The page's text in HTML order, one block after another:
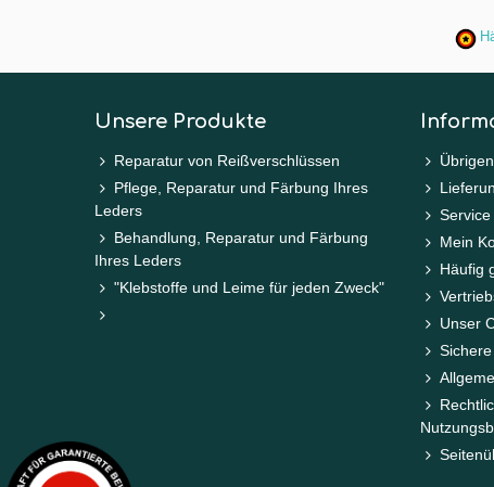
Unsere Produkte
Reparatur von Reißverschlüssen
Pflege, Reparatur und Färbung Ihres
Leders
Behandlung, Reparatur und Färbung
Ihres Leders
"Klebstoffe und Leime für jeden Zweck"
Mein
Häufig
Unser